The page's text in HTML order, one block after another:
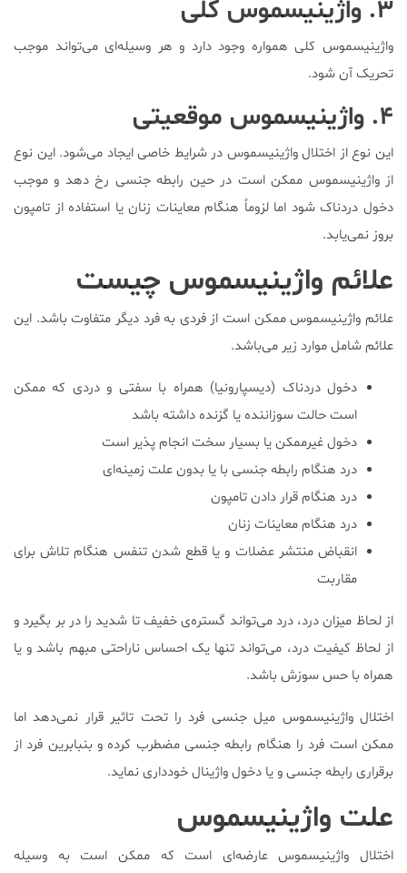
۳. واژینیسموس کلی
واژینیسموس کلی همواره وجود دارد و هر وسیله‌ای می‌تواند موجب
تحریک آن شود.
۴. واژینیسموس موقعیتی
این نوع از اختلال واژینیسموس در شرایط خاصی ایجاد می‌شود. این نوع
از واژینیسموس ممکن است در حین رابطه جنسی رخ دهد و موجب
دخول دردناک شود اما لزوماً هنگام معاینات زنان یا استفاده از تامپون
بروز نمی‌یابد.
علائم واژینیسموس چیست
علائم واژینیسموس ممکن است از فردی به فرد دیگر متفاوت باشد. این
علائم شامل موارد زیر می‌باشد.
دخول دردناک (دیسپارونیا) همراه با سفتی و دردی که ممکن
است حالت سوزاننده یا گزنده داشته باشد
دخول غیرممکن یا بسیار سخت انجام پذیر است
درد هنگام رابطه جنسی با یا بدون علت زمینه‌ای
درد هنگام قرار دادن تامپون
درد هنگام معاینات زنان
انقباض منتشر عضلات و یا قطع شدن تنفس هنگام تلاش برای
مقاربت
از لحاظ میزان درد، درد می‌تواند گستره‌ی خفیف تا شدید را در بر بگیرد و
از لحاظ کیفیت درد، می‌تواند تنها یک احساس ناراحتی مبهم باشد و یا
همراه با حس سوزش باشد.
اختلال واژینیسموس میل جنسی فرد را تحت تاثیر قرار نمی‌دهد اما
ممکن است فرد را هنگام رابطه جنسی مضطرب کرده و بنبابرین فرد از
برقراری رابطه جنسی و یا دخول واژینال خودداری نماید.
علت واژینیسموس
اختلال واژینیسموس عارضه‌ای است که ممکن است به وسیله